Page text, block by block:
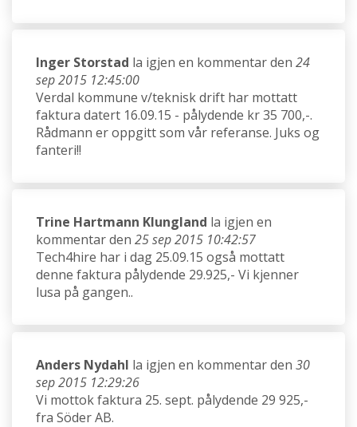
Inger Storstad la igjen en kommentar den 24
sep 2015 12:45:00
Verdal kommune v/teknisk drift har mottatt
faktura datert 16.09.15 - pålydende kr 35 700,-.
Rådmann er oppgitt som vår referanse. Juks og
fanteri!!
Trine Hartmann Klungland la igjen en
kommentar den 25 sep 2015 10:42:57
Tech4hire har i dag 25.09.15 også mottatt
denne faktura pålydende 29.925,- Vi kjenner
lusa på gangen..
Anders Nydahl la igjen en kommentar den 30
sep 2015 12:29:26
Vi mottok faktura 25. sept. pålydende 29 925,-
fra Söder AB.